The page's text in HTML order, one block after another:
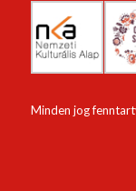
Minden jog